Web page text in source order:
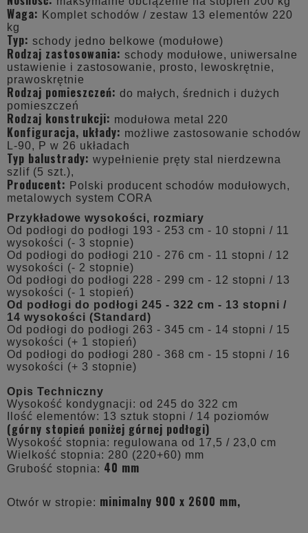
Waga: Komplet schodów / zestaw 13 elementów 220
kg
Typ: schody jedno belkowe (modułowe)
Rodzaj zastosowania: schody modułowe, uniwersalne
ustawienie i zastosowanie, prosto, lewoskrętnie,
prawoskrętnie
Rodzaj pomieszczeń: do małych, średnich i dużych
pomieszczeń
Rodzaj konstrukcji: modułowa metal 220
Konfiguracja, układy: możliwe zastosowanie schodów
L-90, P w 26 układach
Typ balustrady: wypełnienie pręty stal nierdzewna
szlif (5 szt.),
Producent: Polski producent schodów modułowych,
metalowych system CORA
Przykładowe wysokości, rozmiary
Od podłogi do podłogi 193 - 253 cm - 10 stopni / 11
wysokości (- 3 stopnie)
Od podłogi do podłogi 210 - 276 cm - 11 stopni / 12
wysokości (- 2 stopnie)
Od podłogi do podłogi 228 - 299 cm - 12 stopni / 13
wysokości (- 1 stopień)
Od podłogi do podłogi 245 - 322 cm - 13 stopni /
14 wysokości (Standard)
Od podłogi do podłogi 263 - 345 cm - 14 stopni / 15
wysokości (+ 1 stopień)
Od podłogi do podłogi 280 - 368 cm - 15 stopni / 16
wysokości (+ 3 stopnie)
Opis Techniczny
Wysokość kondygnacji: od 245 do 322 cm
Ilość elementów: 13 sztuk stopni / 14 poziomów
(górny stopień poniżej górnej podłogi)
Wysokość stopnia: regulowana od 17,5 / 23,0 cm
Wielkość stopnia: 280 (220+60) mm
Grubość stopnia: 40 mm
Otwór w stropie: minimalny 900 x 2600 mm,